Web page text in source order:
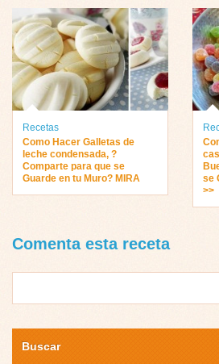
Recetas
Como Hacer Galletas de
leche condensada, ?
Comparte para que se
Guarde en tu Muro? MIRA
se
>>
Comenta esta receta
Buscar